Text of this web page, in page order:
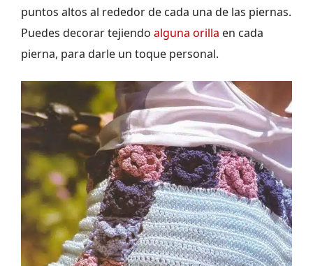
puntos altos al rededor de cada una de las piernas.
Puedes decorar tejiendo alguna orilla en cada
pierna, para darle un toque personal.